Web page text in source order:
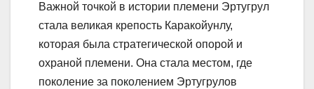
Важной точкой в истории племени Эртугрул
стала великая крепость Каракойунлу,
которая была стратегической опорой и
охраной племени. Она стала местом, где
поколение за поколением Эртугрулов